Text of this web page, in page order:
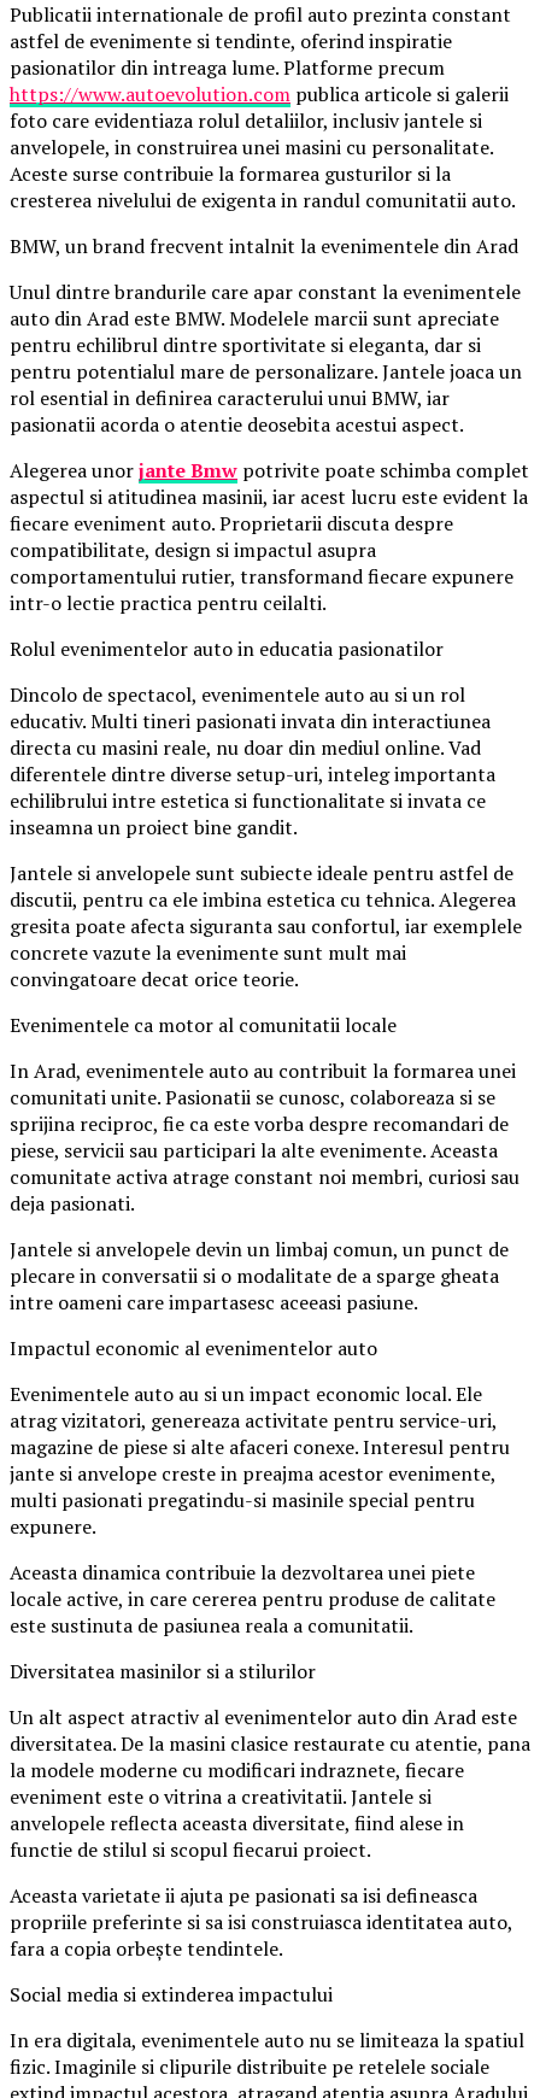
Publicatii internationale de profil auto prezinta constant
astfel de evenimente si tendinte, oferind inspiratie
pasionatilor din intreaga lume. Platforme precum
https://www.autoevolution.com publica articole si galerii
foto care evidentiaza rolul detaliilor, inclusiv jantele si
anvelopele, in construirea unei masini cu personalitate.
Aceste surse contribuie la formarea gusturilor si la
cresterea nivelului de exigenta in randul comunitatii auto.
BMW, un brand frecvent intalnit la evenimentele din Arad
Unul dintre brandurile care apar constant la evenimentele
auto din Arad este BMW. Modelele marcii sunt apreciate
pentru echilibrul dintre sportivitate si eleganta, dar si
pentru potentialul mare de personalizare. Jantele joaca un
rol esential in definirea caracterului unui BMW, iar
pasionatii acorda o atentie deosebita acestui aspect.
Alegerea unorjante Bmw potrivite poate schimba complet
aspectul si atitudinea masinii, iar acest lucru este evident la
fiecare eveniment auto. Proprietarii discuta despre
compatibilitate, design si impactul asupra
comportamentului rutier, transformand fiecare expunere
intr-o lectie practica pentru ceilalti.
Rolul evenimentelor auto in educatia pasionatilor
Dincolo de spectacol, evenimentele auto au si un rol
educativ. Multi tineri pasionati invata din interactiunea
directa cu masini reale, nu doar din mediul online. Vad
diferentele dintre diverse setup-uri, inteleg importanta
echilibrului intre estetica si functionalitate si invata ce
inseamna un proiect bine gandit.
Jantele si anvelopele sunt subiecte ideale pentru astfel de
discutii, pentru ca ele imbina estetica cu tehnica. Alegerea
gresita poate afecta siguranta sau confortul, iar exemplele
concrete vazute la evenimente sunt mult mai
convingatoare decat orice teorie.
Evenimentele ca motor al comunitatii locale
In Arad, evenimentele auto au contribuit la formarea unei
comunitati unite. Pasionatii se cunosc, colaboreaza si se
sprijina reciproc, fie ca este vorba despre recomandari de
piese, servicii sau participari la alte evenimente. Aceasta
comunitate activa atrage constant noi membri, curiosi sau
deja pasionati.
Jantele si anvelopele devin un limbaj comun, un punct de
plecare in conversatii si o modalitate de a sparge gheata
intre oameni care impartasesc aceeasi pasiune.
Impactul economic al evenimentelor auto
Evenimentele auto au si un impact economic local. Ele
atrag vizitatori, genereaza activitate pentru service-uri,
magazine de piese si alte afaceri conexe. Interesul pentru
jante si anvelope creste in preajma acestor evenimente,
multi pasionati pregatindu-si masinile special pentru
expunere.
Aceasta dinamica contribuie la dezvoltarea unei piete
locale active, in care cererea pentru produse de calitate
este sustinuta de pasiunea reala a comunitatii.
Diversitatea masinilor si a stilurilor
Un alt aspect atractiv al evenimentelor auto din Arad este
diversitatea. De la masini clasice restaurate cu atentie, pana
la modele moderne cu modificari indraznete, fiecare
eveniment este o vitrina a creativitatii. Jantele si
anvelopele reflecta aceasta diversitate, fiind alese in
functie de stilul si scopul fiecarui proiect.
Aceasta varietate ii ajuta pe pasionati sa isi defineasca
propriile preferinte si sa isi construiasca identitatea auto,
fara a copia orbește tendintele.
Social media si extinderea impactului
In era digitala, evenimentele auto nu se limiteaza la spatiul
fizic. Imaginile si clipurile distribuite pe retelele sociale